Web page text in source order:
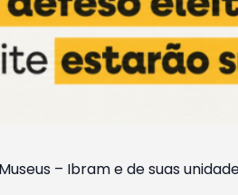
– Ibram e de suas